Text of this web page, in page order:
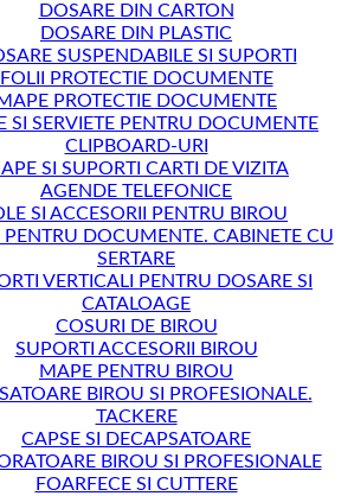
DOSARE DIN CARTON
DOSARE DIN PLASTIC
SUSPENDABILE SI SUPORTI
FOLII PROTECTIE DOCUMENTE
PROTECTIE DOCUMENTE
SI SERVIETE PENTRU DOCUMENTE
CLIPBOARD-URI
SI SUPORTI CARTI DE VIZITA
AGENDE TELEFONICE
SI ACCESORII PENTRU BIROU
PENTRU DOCUMENTE. CABINETE CU
SERTARE
VERTICALI PENTRU DOSARE SI
CATALOAGE
COSURI DE BIROU
SUPORTI ACCESORII BIROU
MAPE PENTRU BIROU
BIROU SI PROFESIONALE.
TACKERE
CAPSE SI DECAPSATOARE
BIROU SI PROFESIONALE
FOARFECE SI CUTTERE